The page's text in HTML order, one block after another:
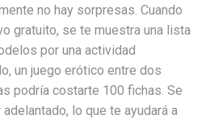
no hay sorpresas. Cuando
gratuito, se te muestra una lista
por una actividad
un juego erótico entre dos
podría costarte 100 fichas. Se
lo que te ayudará a